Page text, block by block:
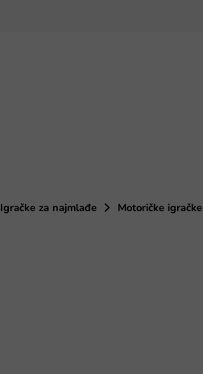
Igračke za najmlađe Motoričke igračke